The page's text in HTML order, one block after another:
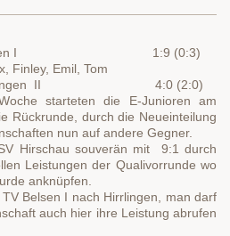
Hirrlingen I 1:9 (0:3)
Finley, Emil, Tom
Hirrlingen II 4:0 (2:0)
starteten die E-Junioren am
Rückrunde, durch die Neueinteilung
nun auf andere Gegner.
Hirschau souverän mit 9:1 durch
Leistungen der Qualivorrunde wo
anknüpfen.
Belsen I nach Hirrlingen, man darf
auch hier ihre Leistung abrufen